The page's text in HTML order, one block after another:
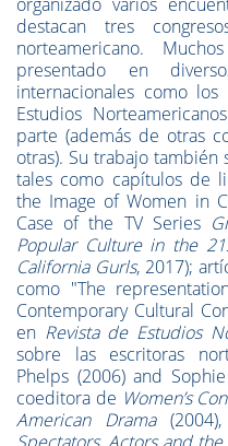
destacan tres
norteamericano.
presentado en
internacionales como
Estudios
parte (además de otras
otras). Su trabajo también
tales como capítulos de
the Image of Women in
Case of the TV Series
Popular Culture in the
California Gurls, 2017);
como "The
Contemporary Cultural
en Revista de Estudios
sobre las escritoras
Phelps (2006) and
coeditora de Women’s
American Drama (2004),